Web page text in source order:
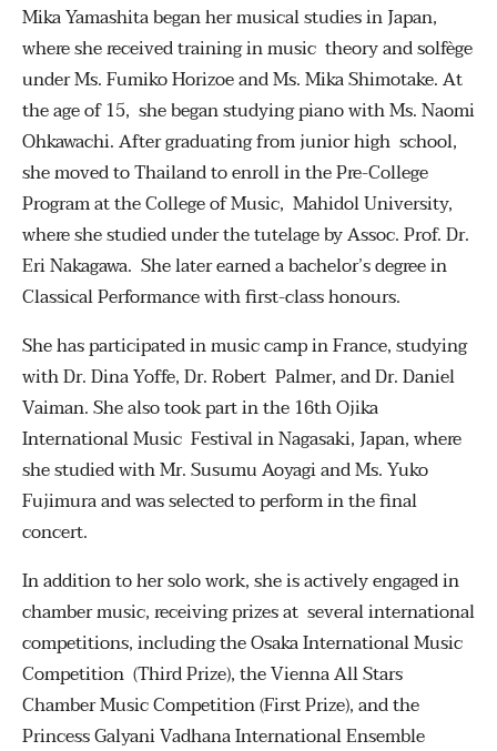
Mika Yamashita began her musical studies in Japan,
where she received training in music theory and solfège
under Ms. Fumiko Horizoe and Ms. Mika Shimotake. At
the age of 15, she began studying piano with Ms. Naomi
Ohkawachi. After graduating from junior high school,
she moved to Thailand to enroll in the Pre-College
Program at the College of Music, Mahidol University,
where she studied under the tutelage by Assoc. Prof. Dr.
Eri Nakagawa. She later earned a bachelor’s degree in
Classical Performance with first-class honours.
She has participated in music camp in France, studying
with Dr. Dina Yoffe, Dr. Robert Palmer, and Dr. Daniel
Vaiman. She also took part in the 16th Ojika
International Music Festival in Nagasaki, Japan, where
she studied with Mr. Susumu Aoyagi and Ms. Yuko
Fujimura and was selected to perform in the final
concert.
In addition to her solo work, she is actively engaged in
chamber music, receiving prizes at several international
competitions, including the Osaka International Music
Competition (Third Prize), the Vienna All Stars
Chamber Music Competition (First Prize), and the
Princess Galyani Vadhana International Ensemble